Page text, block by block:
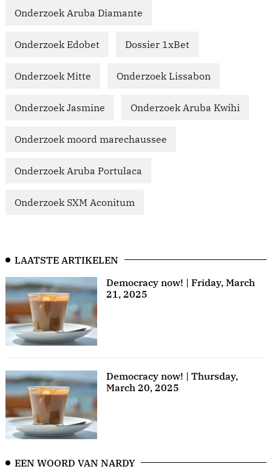
Onderzoek Aruba Diamante
Onderzoek Edobet Dossier 1xBet
Onderzoek Mitte Onderzoek Lissabon
Onderzoek Jasmine Onderzoek Aruba Kwihi
Onderzoek moord marechaussee
Onderzoek Aruba Portulaca
Onderzoek SXM Aconitum
LAATSTE ARTIKELEN
Democracy now! | Friday, March
21, 2025
Democracy now! | Thursday,
March 20, 2025
EEN WOORD VAN NARDY